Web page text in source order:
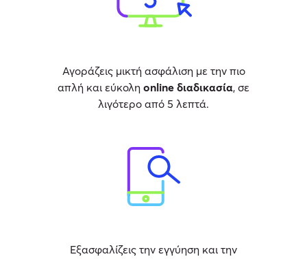
Αγοράζεις μικτή ασφάλιση με την πιο
απλή και εύκολη online διαδικασία, σε
λιγότερο από 5 λεπτά.
Εξασφαλίζεις την εγγύηση και την